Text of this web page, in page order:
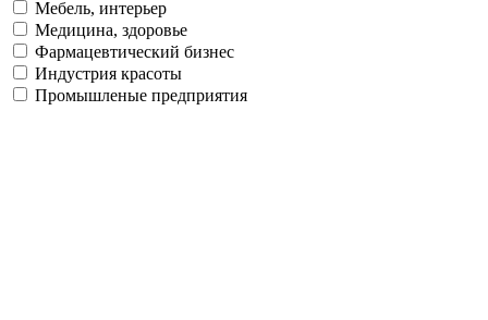
Мебель, интерьер
Медицина, здоровье
Фармацевтический бизнес
Индустрия красоты
Промышленые предприятия